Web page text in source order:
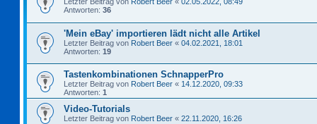
Antworten: 36
'Mein eBay' importieren lädt nicht alle Artikel
Letzter Beitrag von Robert Beer « 04.02.2021, 18:01
Antworten: 19
Tastenkombinationen SchnapperPro
Letzter Beitrag von Robert Beer « 14.12.2020, 09:33
Antworten: 1
Video-Tutorials
Letzter Beitrag von Robert Beer « 22.11.2020, 16:26